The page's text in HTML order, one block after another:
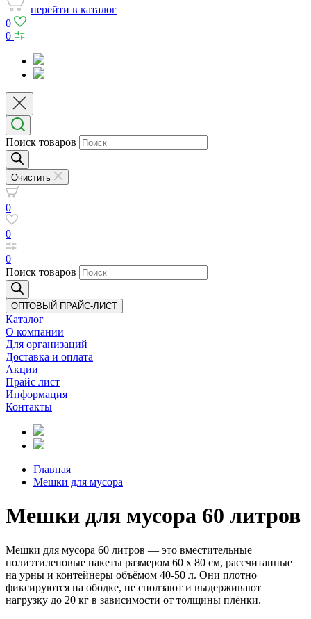
перейти в каталог
0
0
Поиск товаров
Очистить
0
0
0
Поиск товаров
ОПТОВЫЙ ПРАЙС-ЛИСТ
Каталог
О компании
Для организаций
Доставка и оплата
Акции
Прайс лист
Информация
Контакты
Главная
Мешки для мусора
Мешки для мусора 60 литров
Мешки для мусора 60 литров — это вместительные
полиэтиленовые пакеты размером 60 х 80 см, рассчитанные
на урны и контейнеры объёмом 40-50 л. Они плотно
фиксируются на ободке, не сползают и выдерживают
нагрузку до 20 кг в зависимости от толщины плёнки.